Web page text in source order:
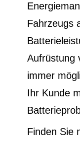
Fahrzeugs
Aufrüstung
immer
Ihr Kunde
Finden Sie